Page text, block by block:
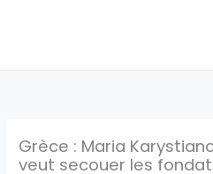
Grèce : Maria
veut secouer les